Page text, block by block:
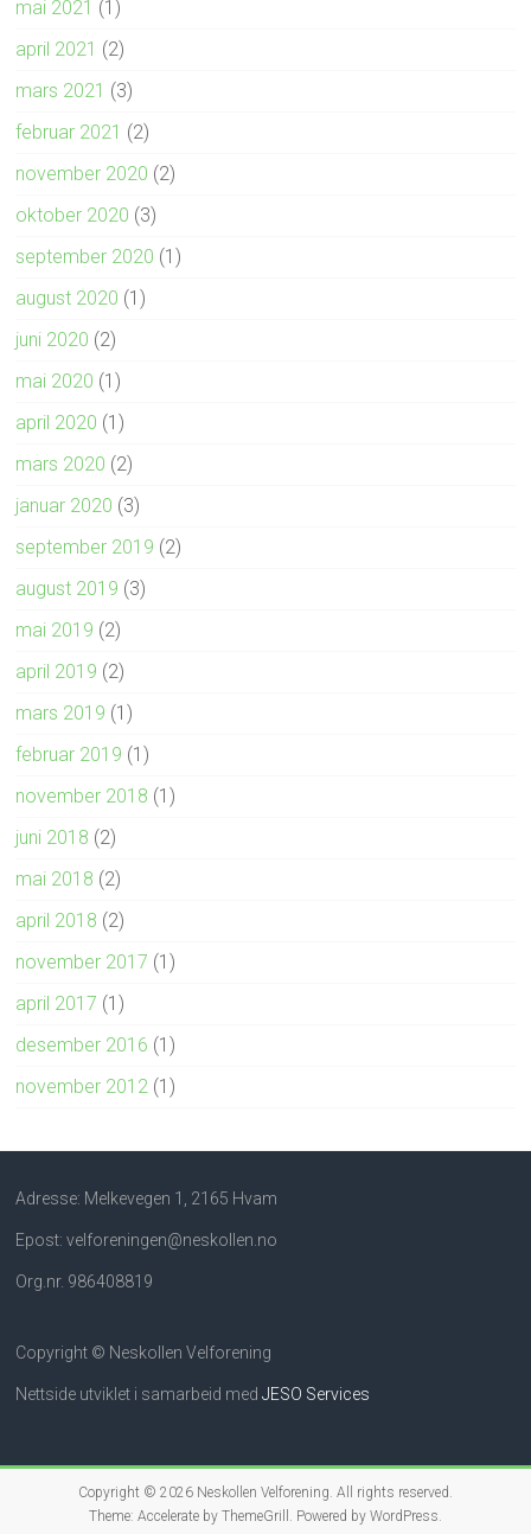
mai 2021 (1)
april 2021 (2)
mars 2021 (3)
februar 2021 (2)
november 2020 (2)
oktober 2020 (3)
september 2020 (1)
august 2020 (1)
juni 2020 (2)
mai 2020 (1)
april 2020 (1)
mars 2020 (2)
januar 2020 (3)
september 2019 (2)
august 2019 (3)
mai 2019 (2)
april 2019 (2)
mars 2019 (1)
februar 2019 (1)
november 2018 (1)
juni 2018 (2)
mai 2018 (2)
april 2018 (2)
november 2017 (1)
april 2017 (1)
desember 2016 (1)
november 2012 (1)
Adresse: Melkevegen 1, 2165 Hvam
Epost: velforeningen@neskollen.no
Org.nr. 986408819
Copyright © Neskollen Velforening
Nettside utviklet i samarbeid medJESO Services
Copyright © 2026 Neskollen Velforening . All rights reserved.
Theme: Accelerateby ThemeGrill. Powered by WordPress